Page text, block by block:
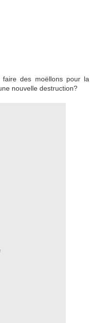
des moëllons pour la
nouvelle destruction?